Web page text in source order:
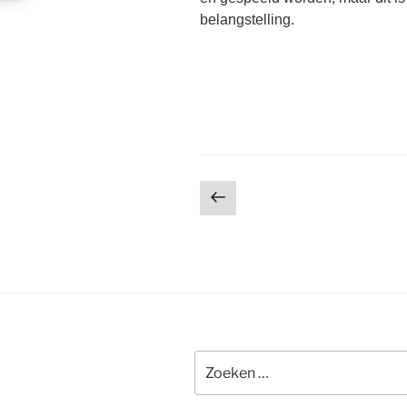
belangstelling.
Berichten
Vorige
pagina
naar: